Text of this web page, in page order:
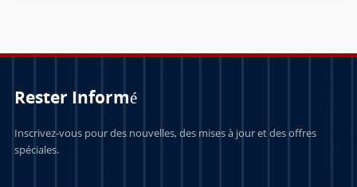
Rester Informé
Inscrivez-vous pour des nouvelles, des mises à jour et des offres
spéciales.